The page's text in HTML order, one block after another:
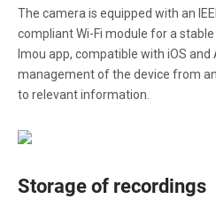
The camera is equipped with an
compliant Wi-Fi module for a
Imou app, compatible with iOS
management of the device from
to relevant information.
Storage of recordings